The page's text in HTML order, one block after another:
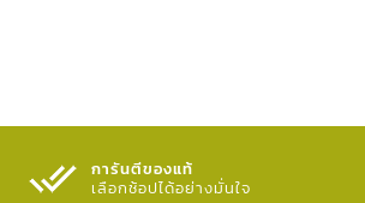
การันตีของแท้
เลือกช้อปได้อย่างมั่นใจ​